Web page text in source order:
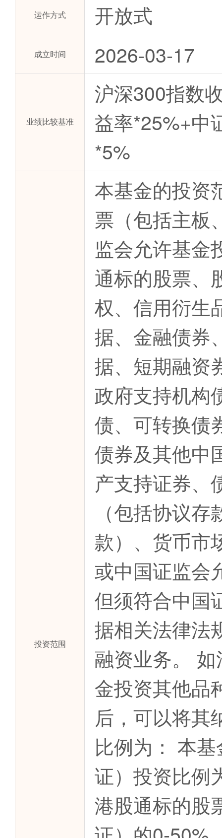
运作方式 开放式
成立时间 2026-03-17
业绩比较基准
沪深300指数
益率*25%+中
*5%
投资范围
本基金的投资
票（包括主板
监会允许基金
通标的股票、
权、信用衍生
据、金融债券
据、短期融资
政府支持机构
债、可转换债
债券及其他中
产支持证券、
（包括协议
款）、货币市
或中国证监会
但须符合中国
据相关法律法
融资业务。
金投资其他品
后，可以将其
比例为： 本
证）投资比例
港股通标的股